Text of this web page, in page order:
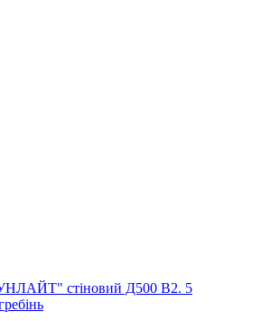
стіновий Д500 В2. 5